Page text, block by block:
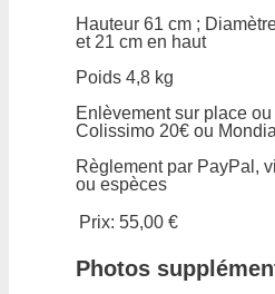
Hauteur 61 cm ;
et 21 cm en haut
Poids 4,8 kg
Enlèvement sur place
Colissimo 20€ ou
Règlement par PayPal,
ou espèces
Prix: 55,00 €
Photos